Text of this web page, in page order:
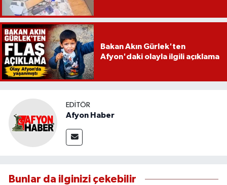
Bakan Akın Gürlek'ten
Afyon'daki olayla ilgili açıklama
EDITÖR
Afyon Haber
Bunlar da ilginizi çekebilir